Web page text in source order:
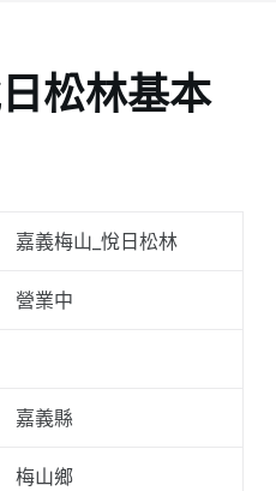
松林基本
嘉義梅山_悅日松林
營業中
嘉義縣
梅山鄉